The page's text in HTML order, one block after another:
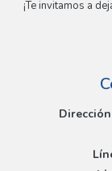
¡Te invitamos a